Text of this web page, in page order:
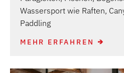
Wassersport wie Raften,
Paddling
MEHR ERFAHREN